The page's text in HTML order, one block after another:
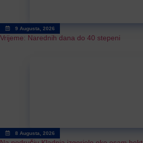
9 Augusta, 2026
Vrijeme: Narednih dana do 40 stepeni
8 Augusta, 2026